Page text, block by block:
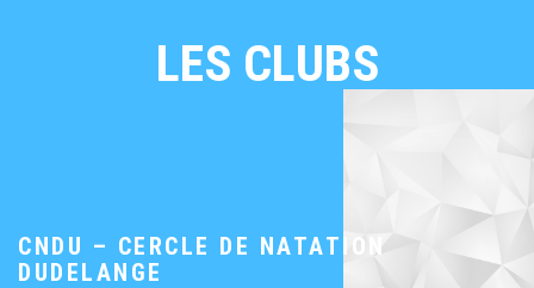
LES CLUBS
CNDU – CERCLE DE NATATION
DUDELANGE